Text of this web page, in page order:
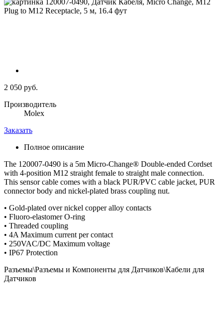
2 050 руб.
Производитель
Molex
Заказать
Полное описание
The 120007-0490 is a 5m Micro-Change® Double-ended Cordset
with 4-position M12 straight female to straight male connection.
This sensor cable comes with a black PUR/PVC cable jacket, PUR
connector body and nickel-plated brass coupling nut.
• Gold-plated over nickel copper alloy contacts
• Fluoro-elastomer O-ring
• Threaded coupling
• 4A Maximum current per contact
• 250VAC/DC Maximum voltage
• IP67 Protection
Разъемы\Разъемы и Компоненты для Датчиков\Кабели для
Датчиков